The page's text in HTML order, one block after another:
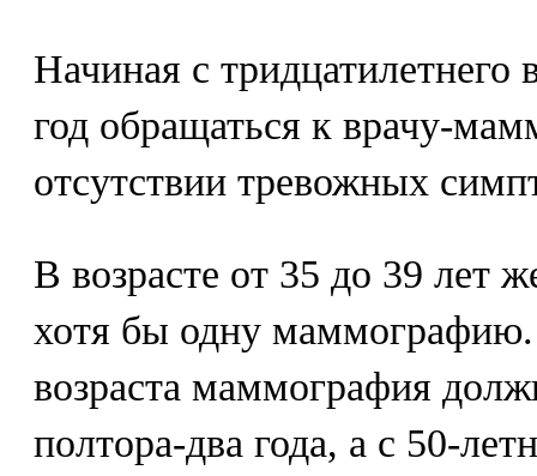
Начиная с тридцатилетнего
год обращаться к врачу-
отсутствии тревожных
В возрасте от 35 до 39 лет
хотя бы одну маммографию.
возраста маммография
полтора-два года, а с 50-